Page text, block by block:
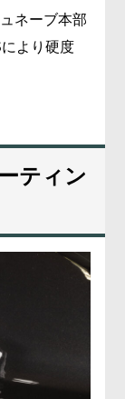
ネーブ本部
より硬度
ティン